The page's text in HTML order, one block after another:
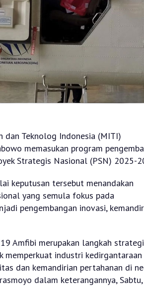
dan Teknolog Indonesia (MITI)
memasukan program
Strategis Nasional (PSN) 2025-
keputusan tersebut menandakan
yang semula fokus pada
pengembangan inovasi,
Amfibi merupakan langkah
memperkuat industri kedirgantaraan
dan kemandirian pertahanan di
dalam keterangannya,